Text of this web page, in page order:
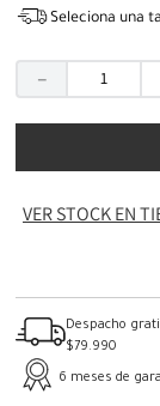
Seleciona una
－
VER STOCK EN
Despacho
$79.990
6 meses de